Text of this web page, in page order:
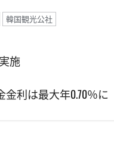
韓国観光公社
施
利は最大年0.70％に